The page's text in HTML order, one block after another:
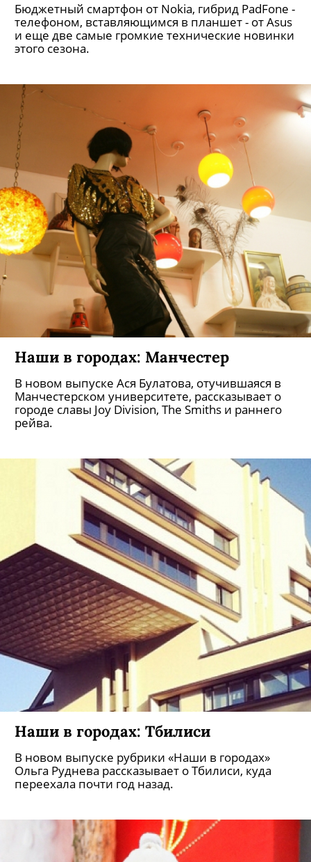
Бюджетный смартфон от Nokia, гибрид PadFone -
телефоном, вставляющимся в планшет - от Asus
и еще две самые громкие технические новинки
этого сезона.
Наши в городах: Манчестер
В новом выпуске Ася Булатова, отучившаяся в
Манчестерском университете, рассказывает о
городе славы Joy Division, The Smiths и раннего
рейва.
Наши в городах: Тбилиси
В новом выпуске рубрики «Наши в городах»
Ольга Руднева рассказывает о Тбилиси, куда
переехала почти год назад.